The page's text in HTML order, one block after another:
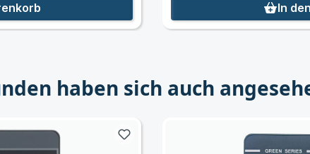
In
haben sich auch